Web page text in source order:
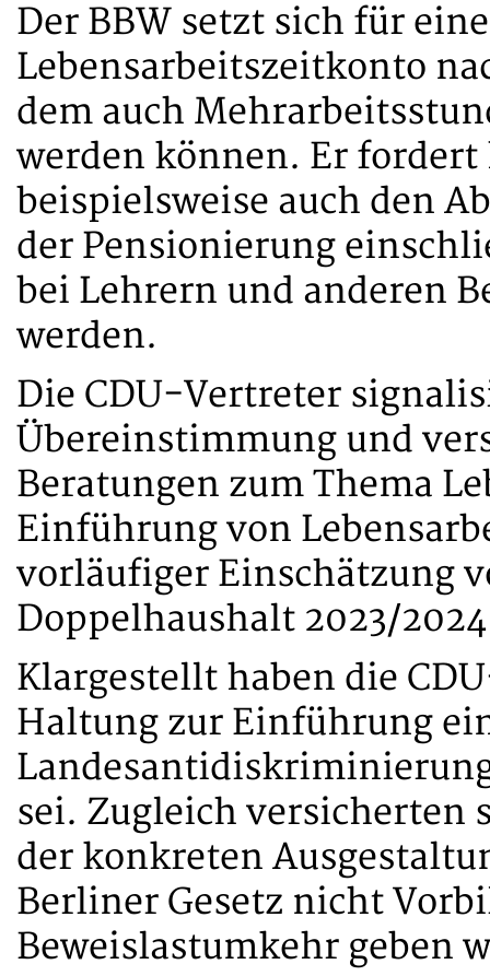
Der BBW setzt sich für
Lebensarbeitszeitkonto
dem auch
werden können. Er
beispielsweise auch den
der Pensionierung
bei Lehrern und anderen
werden.
Die CDU-Vertreter
Übereinstimmung und
Beratungen zum Thema
Einführung von
vorläufiger Einschätzung
Doppelhaushalt 2023/
Klargestellt haben die
Haltung zur Einführung
sei. Zugleich versicherten
der konkreten
Berliner Gesetz nicht
Beweislastumkehr geben